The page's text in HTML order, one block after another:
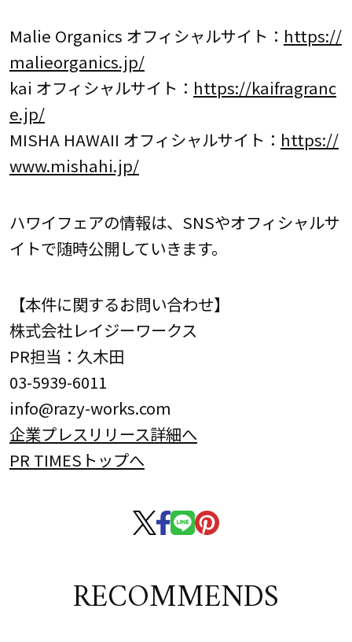
Malie Organics オフィシャルサイト： https://
malieorganics.jp/
kai オフィシャルサイト： https://kaifragranc
e.jp/
MISHA HAWAII オフィシャルサイト： https://
www.mishahi.jp/
ハワイフェアの情報は、SNSやオフィシャルサ
イトで随時公開していきます。
【本件に関するお問い合わせ】
株式会社レイジーワークス
PR担当：久木田
03-5939-6011
info@razy-works.com
企業プレスリリース詳細へ
PR TIMESトップへ
RECOMMENDS